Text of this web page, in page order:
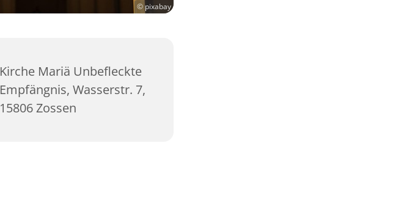
© pixabay
Kirche Mariä Unbefleckte
Empfängnis, Wasserstr. 7,
15806 Zossen